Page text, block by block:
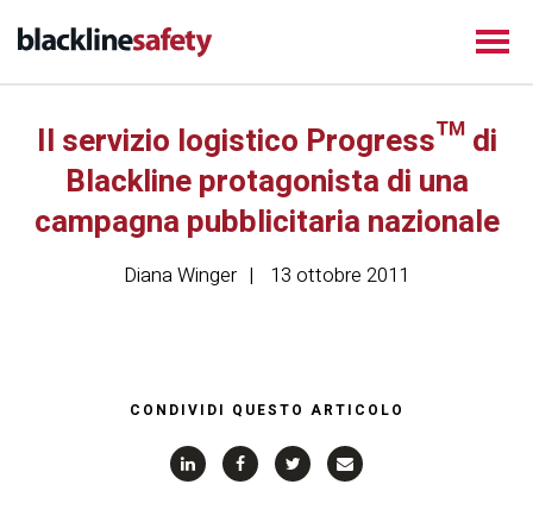
Il servizio logistico Progress™ di
Blackline protagonista di una
campagna pubblicitaria nazionale
Diana Winger 13 ottobre 2011
CONDIVIDI QUESTO ARTICOLO